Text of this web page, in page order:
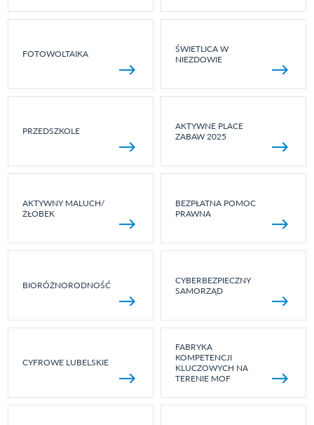
FOTOWOLTAIKA
ŚWIETLICA W
NIEZDOWIE
PRZEDSZKOLE
AKTYWNE PLACE
ZABAW 2025
AKTYWNY MALUCH/
ŻŁOBEK
BEZPŁATNA POMOC
PRAWNA
BIORÓŻNORODNOŚĆ
CYBERBEZPIECZNY
SAMORZĄD
CYFROWE LUBELSKIE
FABRYKA
KOMPETENCJI
KLUCZOWYCH NA
TERENIE MOF